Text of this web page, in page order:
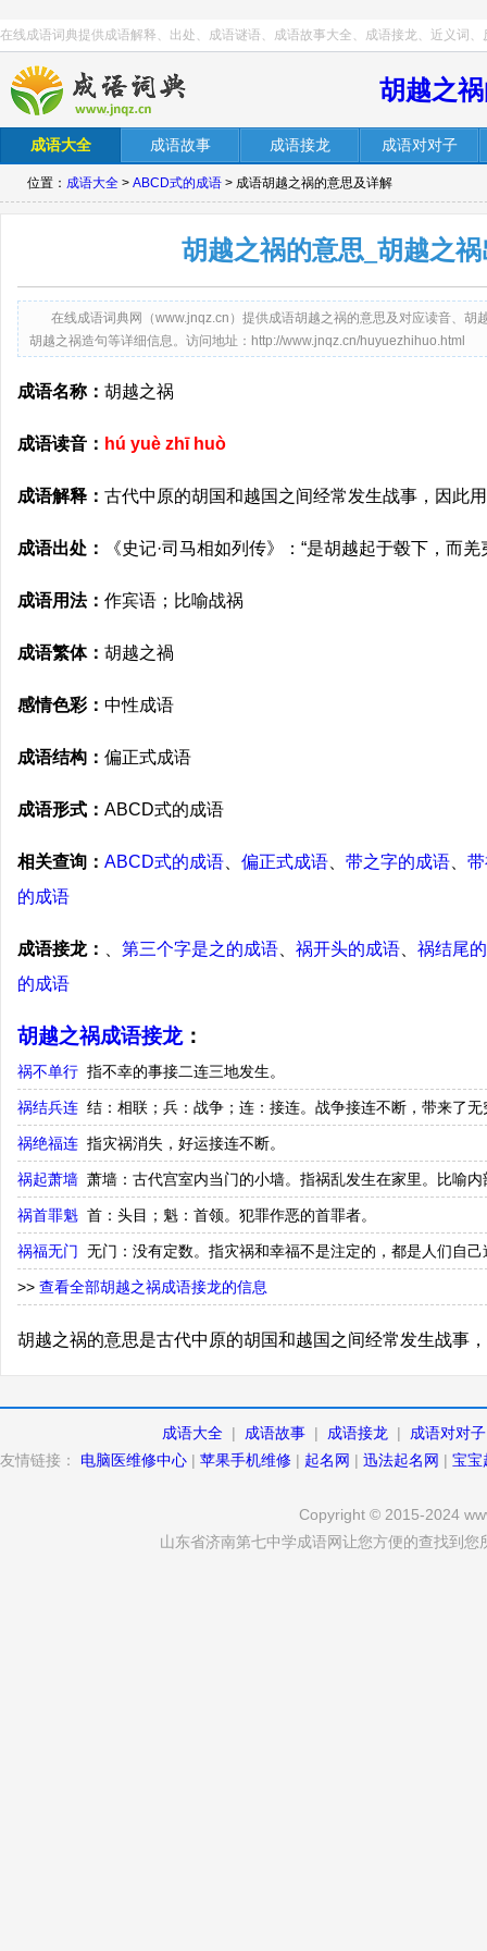
在线成语词典提供成语解释、出处、成语谜语、成语故事大全、成语接龙、近义词、
胡越之
成语大全 成语故事 成语接龙 成语对对子
位置： 成语大全 > ABCD式的成语 > 成语胡越之祸的意思及详解
胡越之祸的意思_胡越之
在线成语词典网（www.jnqz.cn）提供成语胡越之祸的意思及对应读音、胡
胡越之祸造句等详细信息。访问地址：http://www.jnqz.cn/huyuezhihuo.html
成语名称： 胡越之祸
成语读音： hú yuè zhī huò
成语解释： 古代中原的胡国和越国之间经常发生战事，因此
成语出处： 《史记·司马相如列传》：“是胡越起于毂下，而
成语用法： 作宾语；比喻战祸
成语繁体： 胡越之禍
感情色彩： 中性成语
成语结构： 偏正式成语
成语形式： ABCD式的成语
相关查询： ABCD式的成语 偏正式成语 带之字的成语
的成语
成语接龙： 第三个字是之的成语 祸开头的成语
祸结尾
的成语
胡越之祸成语接龙：
祸不单行 指不幸的事接二连三地发生。
祸结兵连 结：相联；兵：战争；连：接连。战争接连不断，带来了无
祸绝福连 指灾祸消失，好运接连不断。
祸起萧墙 萧墙：古代宫室内当门的小墙。指祸乱发生在家里。比喻
祸首罪魁 首：头目；魁：首领。犯罪作恶的首罪者。
祸福无门 无门：没有定数。指灾祸和幸福不是注定的，都是人们自己
>> 查看全部胡越之祸成语接龙的信息
胡越之祸的意思是古代中原的胡国和越国之间经常发生战事
成语大全 | 成语故事 | 成语接龙 |
成语对对子
友情链接：
电脑医维修中心 | 苹果手机维修 | 起名网 | 迅法起名网 | 宝宝
Copyright © 2015-2024
山东省济南第七中学成语网让您方便的查找到您